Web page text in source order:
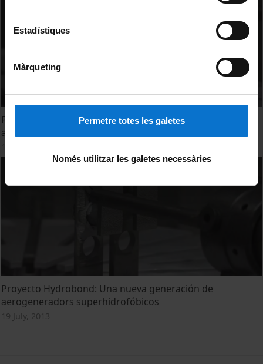
Estadístiques
Màrqueting
Permetre totes les galetes
Només utilitzar les galetes necessàries
Projecte Hydrobond: Una nova generació de
aerogeneradors superhidrofòbics
Proyecto Hydrobond: Una nueva generación de
aerogeneradors superhidrofóbicos
19 July, 2013